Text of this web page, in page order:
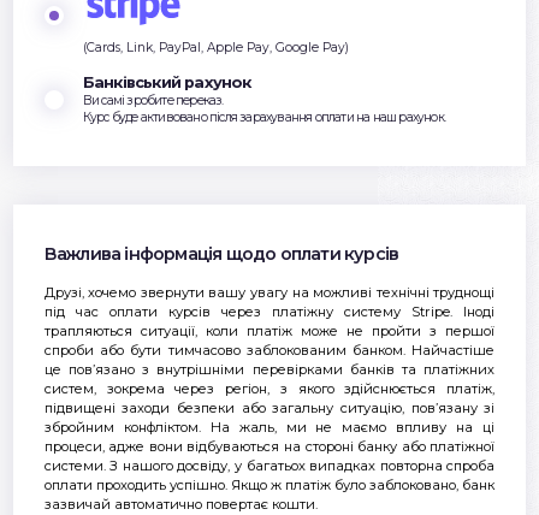
(Cards, Link, PayPal, Apple Pay, Google Pay)
Банківський рахунок
Ви самі зробите переказ.
Курс буде активовано після зарахування оплати на наш рахунок.
Важлива інформація щодо оплати курсів
Друзі, хочемо звернути вашу увагу на можливі технічні труднощі
під час оплати курсів через платіжну систему Stripe. Іноді
трапляються ситуації, коли платіж може не пройти з першої
спроби або бути тимчасово заблокованим банком. Найчастіше
це пов’язано з внутрішніми перевірками банків та платіжних
систем, зокрема через регіон, з якого здійснюється платіж,
підвищені заходи безпеки або загальну ситуацію, пов’язану зі
збройним конфліктом. На жаль, ми не маємо впливу на ці
процеси, адже вони відбуваються на стороні банку або платіжної
системи. З нашого досвіду, у багатьох випадках повторна спроба
оплати проходить успішно. Якщо ж платіж було заблоковано, банк
зазвичай автоматично повертає кошти.